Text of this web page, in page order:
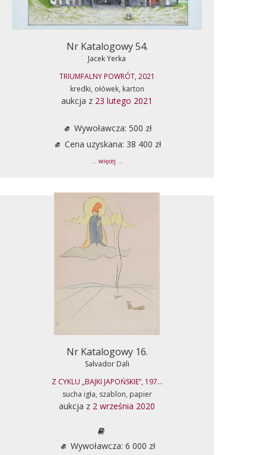
Nr Katalogowy 54.
Jacek Yerka
TRIUMFALNY POWRÓT, 2021
kredki, ołówek, karton
aukcja z 23 lutego 2021
Wywoławcza: 500 zł
Cena uzyskana: 38 400 zł
... więcej ...
Nr Katalogowy 16.
Salvador Dali
Z CYKLU „BAJKI JAPOŃSKIE”, 197...
sucha igła, szablon, papier
aukcja z 2 września 2020
Wywoławcza: 6 000 zł